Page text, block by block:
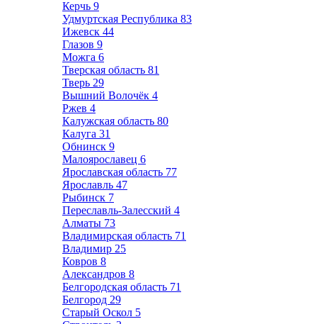
Керчь 9
Удмуртская Республика 83
Ижевск 44
Глазов 9
Можга 6
Тверская область 81
Тверь 29
Вышний Волочёк 4
Ржев 4
Калужская область 80
Калуга 31
Обнинск 9
Малоярославец 6
Ярославская область 77
Ярославль 47
Рыбинск 7
Переславль-Залесский 4
Алматы 73
Владимирская область 71
Владимир 25
Ковров 8
Александров 8
Белгородская область 71
Белгород 29
Старый Оскол 5